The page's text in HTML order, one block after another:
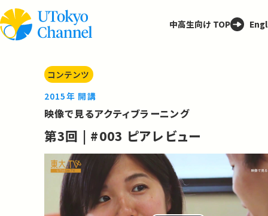
中高生向け TOP
コンテンツ
2015年 開講
映像で見るアクティブラーニング
第3回 | #003 ピアレビュー